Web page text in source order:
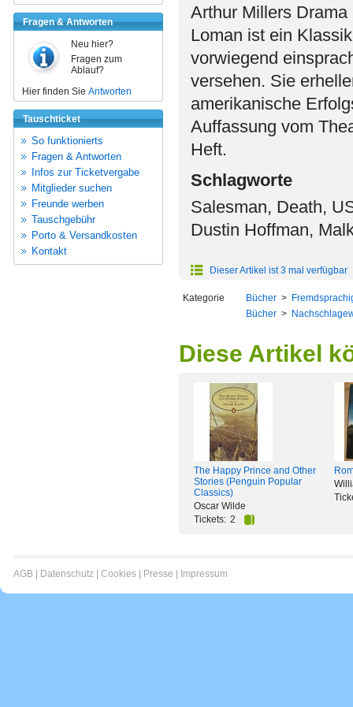
Fragen & Antworten
Neu hier?
Fragen zum
Ablauf?
Hier finden Sie Antworten
Tauschticket
So funktionierts
Fragen & Antworten
Infos zur Ticketvergabe
Mitglieder suchen
Freunde werben
Tauschgebühr
Porto & Versandkosten
Kontakt
Arthur Millers
Loman ist ein
vorwiegend
versehen. Sie
amerikanische
Auffassung vom
Heft.
Schlagworte
Salesman, Death,
Dustin Hoffman,
Dieser Artikel ist 3 mal verfügbar
Kategorie Bücher >
Bücher >
Diese Artikel
The Happy Prince and Other
Stories (Penguin Popular
Classics)
Oscar Wilde
Tickets: 2
AGB Datenschutz Cookies Presse Impressum